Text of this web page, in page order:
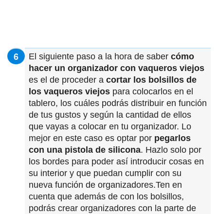
El siguiente paso a la hora de saber cómo
hacer un organizador con vaqueros viejos
es el de proceder a cortar los bolsillos de
los vaqueros viejos para colocarlos en el
tablero, los cuáles podrás distribuir en función
de tus gustos y según la cantidad de ellos
que vayas a colocar en tu organizador. Lo
mejor en este caso es optar por pegarlos
con una pistola de silicona. Hazlo solo por
los bordes para poder así introducir cosas en
su interior y que puedan cumplir con su
nueva función de organizadores.Ten en
cuenta que además de con los bolsillos,
podrás crear organizadores con la parte de